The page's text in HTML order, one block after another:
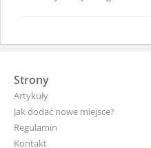
Strony
Artykuły
Jak dodać nowe miejsce?
Regulamin
Kontakt